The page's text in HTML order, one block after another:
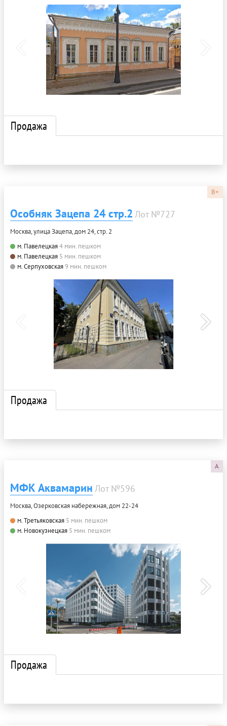
Продажа
B+
Особняк Зацепа 24 стр.2 Лот №727
Москва, улица Зацепа, дом 24, стр. 2
м. Павелецкая4 мин. пешком
м. Павелецкая 5 мин. пешком
м. Серпуховская9 мин. пешком
Продажа
A
МФК Аквамарин Лот №596
Москва, Озерковская набережная, дом 22-24
м. Третьяковская 5 мин. пешком
м. Новокузнецкая 5 мин. пешком
Продажа